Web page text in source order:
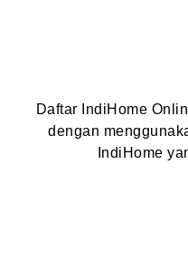
Daftar IndiHome
dengan
IndiHome